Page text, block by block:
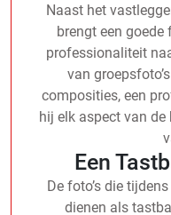
Naast het
brengt een
professionaliteit
van
composities, een
hij elk aspect van
Een
De foto’s die
dienen als